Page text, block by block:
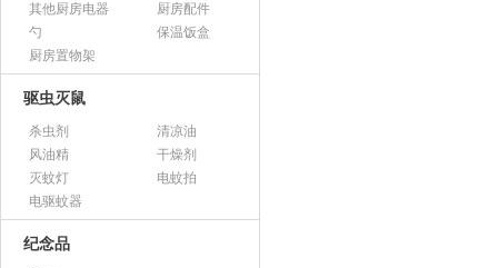
其他厨房电器
厨房配件
勺
保温饭盒
厨房置物架
驱虫灭鼠
杀虫剂
清凉油
风油精
干燥剂
灭蚊灯
电蚊拍
电驱蚊器
纪念品